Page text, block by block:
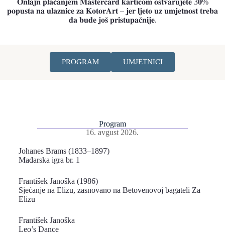
𝐩𝐨𝐩𝐮𝐬𝐭𝐚 𝐧𝐚 𝐮𝐥𝐚𝐳𝐧𝐢𝐜𝐞 𝐳𝐚 𝐊𝐨𝐭𝐨𝐫𝐀𝐫𝐭 – 𝐣𝐞𝐫 𝐥𝐣𝐞𝐭𝐨 𝐮𝐳 𝐮𝐦𝐣𝐞𝐭𝐧𝐨𝐬𝐭 𝐭𝐫𝐞𝐛𝐚
𝐝𝐚 𝐛𝐮𝐝𝐞 𝐣𝐨𝐬̌ 𝐩𝐫𝐢𝐬𝐭𝐮𝐩𝐚𝐜̌𝐧𝐢𝐣𝐞.
PROGRAM UMJETNICI
Program
16. avgust 2026.
Johanes Brams (1833–1897)
Mađarska igra br. 1
František Janoška (1986)
Sjećanje na Elizu, zasnovano na Betovenovoj bagateli Za
Elizu
František Janoška
Leo’s Dance